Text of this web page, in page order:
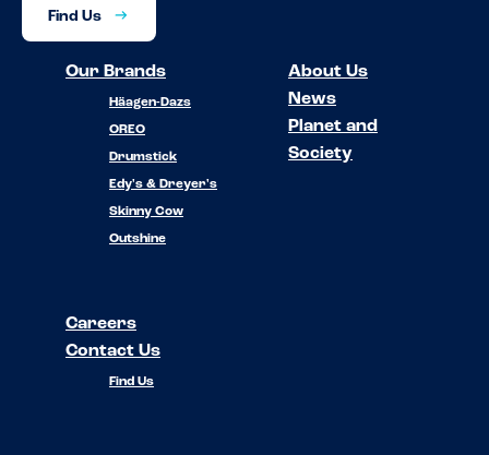
Find Us
Our Brands
Häagen-Dazs
OREO
Drumstick
Edy's & Dreyer's
Skinny Cow
Outshine
About Us
News
Planet and
Society
Careers
Contact Us
Find Us